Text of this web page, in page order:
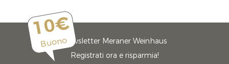
10€
BuonoNewsletter Meraner Weinhaus
Registrati ora e risparmia!